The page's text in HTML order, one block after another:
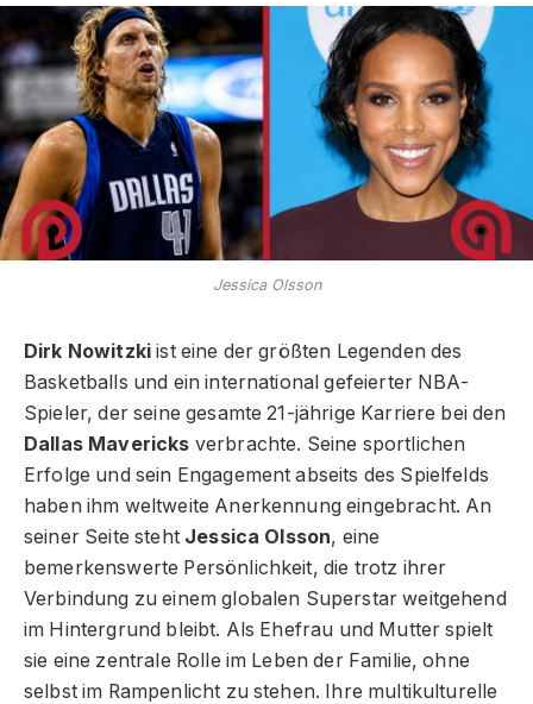
Jessica Olsson
Dirk Nowitzki ist eine der größten Legenden des
Basketballs und ein international gefeierter NBA-
Spieler, der seine gesamte 21-jährige Karriere bei den
Dallas Mavericks verbrachte. Seine sportlichen
Erfolge und sein Engagement abseits des Spielfelds
haben ihm weltweite Anerkennung eingebracht. An
seiner Seite steht Jessica Olsson, eine
bemerkenswerte Persönlichkeit, die trotz ihrer
Verbindung zu einem globalen Superstar weitgehend
im Hintergrund bleibt. Als Ehefrau und Mutter spielt
sie eine zentrale Rolle im Leben der Familie, ohne
selbst im Rampenlicht zu stehen. Ihre multikulturelle